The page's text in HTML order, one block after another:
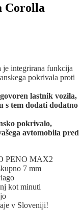
Corolla
je integrirana funkcija
pokrivala proti
lastnik vozila,
s tem dodati dodatno
pokrivalo,
avtomobila pred
PENO MAX2
7 mm
kot minuti
v Sloveniji!